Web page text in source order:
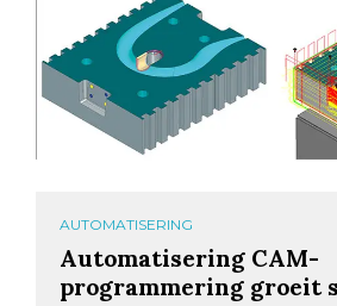
AUTOMATISERING
Automatisering CAM-
programmering groeit